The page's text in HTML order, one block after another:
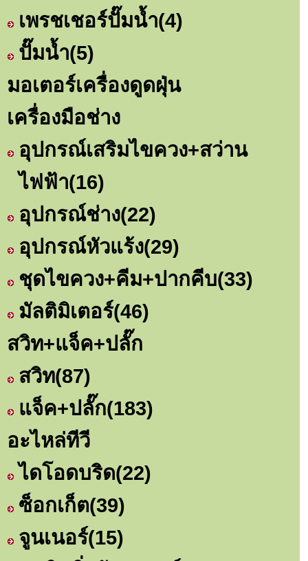
เพรชเชอร์ปั๊มน้ำ(4)
ปั๊มน้ำ(5)
มอเตอร์เครื่องดูดฝุ่น
เครื่องมือช่าง
อุปกรณ์เสริมไขควง+สว่าน
ไฟฟ้า(16)
อุปกรณ์ช่าง(22)
อุปกรณ์หัวแร้ง(29)
ชุดไขควง+คีม+ปากคีบ(33)
มัลติมิเตอร์(46)
สวิท+แจ็ค+ปลั๊ก
สวิท(87)
แจ็ค+ปลั๊ก(183)
อะไหล่ทีวี
ไดโอดบริด(22)
ซ็อกเก็ต(39)
จูนเนอร์(15)